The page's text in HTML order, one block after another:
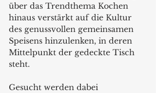
über das Trendthema Kochen
hinaus verstärkt auf die Kultur
des genussvollen gemeinsamen
Speisens hinzulenken, in deren
Mittelpunkt der gedeckte Tisch
steht.
Gesucht werden dabei